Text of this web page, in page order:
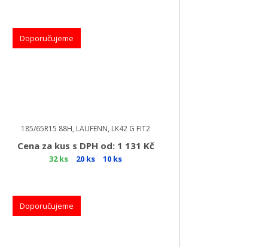
Doporučujeme
185/65R15 88H, LAUFENN, LK42 G FIT2
Cena za kus s DPH od: 1 131 Kč
32 ks 20 ks 10 ks
Doporučujeme